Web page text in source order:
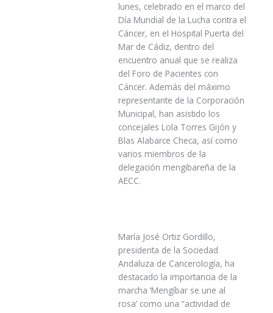
lunes, celebrado en el marco del
Día Mundial de la Lucha contra el
Cáncer, en el Hospital Puerta del
Mar de Cádiz, dentro del
encuentro anual que se realiza
del Foro de Pacientes con
Cáncer. Además del máximo
representante de la Corporación
Municipal, han asistido los
concejales Lola Torres Gijón y
Blas Alabarce Checa, así como
varios miembros de la
delegación mengibareña de la
AECC.
María José Ortiz Gordillo,
presidenta de la Sociedad
Andaluza de Cancerología, ha
destacado la importancia de la
marcha ‘Mengíbar se une al
rosa’ como una “actividad de